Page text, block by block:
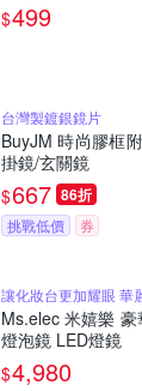
$499
台灣製鍍銀鏡片
BuyJM 時尚膠框
掛鏡/玄關鏡
$667 86折
挑戰低價 券
讓化妝台更加耀眼 華
Ms.elec 米嬉樂
燈泡鏡 LED燈鏡
$4,980